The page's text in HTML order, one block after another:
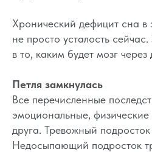
Хронический дефицит сна в
не просто усталость
в то, каким будет мозг через
Петля замкнулась
Все перечисленные
эмоциональные,
друга. Тревожный
Недосыпающий подросток
Дети
Взрослые
Отзывы